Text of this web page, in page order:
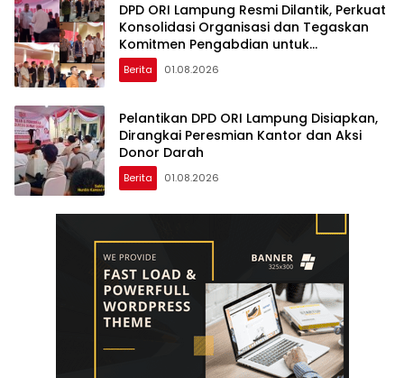
DPD ORI Lampung Resmi Dilantik, Perkuat
Konsolidasi Organisasi dan Tegaskan
Komitmen Pengabdian untuk
Masyarakat
Berita 01.08.2026
Pelantikan DPD ORI Lampung Disiapkan,
Dirangkai Peresmian Kantor dan Aksi
Donor Darah
Berita 01.08.2026